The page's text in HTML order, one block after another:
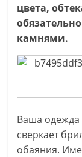
цвета,
камнями.
Ваша одежда
сверкает
обаяния.